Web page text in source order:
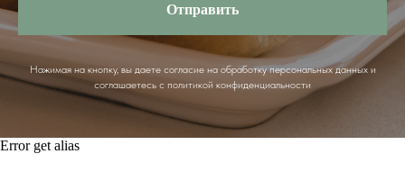
Отправить
Нажимая на кнопку, вы даете согласие на обработку персональных данных и
соглашаетесь c политикой конфиденциальности
Error get alias